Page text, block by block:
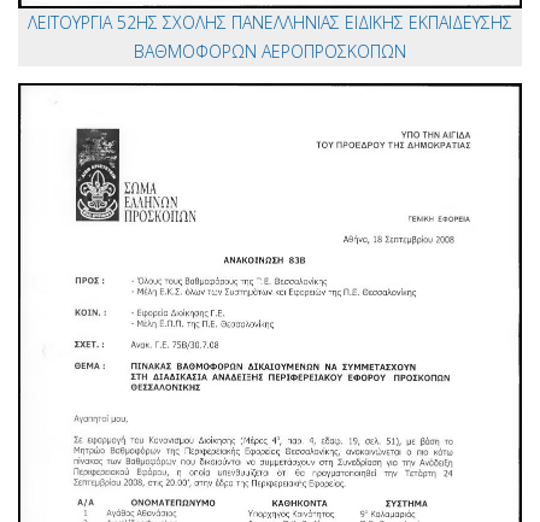
ΛΕΙΤΟΥΡΓΙΑ 52ΗΣ ΣΧΟΛΗΣ ΠΑΝΕΛΛΗΝΙΑΣ ΕΙΔΙΚΗΣ ΕΚΠΑΙΔΕΥΣΗΣ
ΒΑΘΜΟΦΟΡΩΝ ΑΕΡΟΠΡΟΣΚΟΠΩΝ